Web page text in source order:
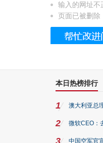
这个3.2米的长卷，还原了600岁
输入的网址不
页面已被删除
本日热榜排行
1 澳大利亚总
2 微软CEO：
3 中国空军官